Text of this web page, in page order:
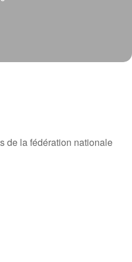
de la fédération nationale